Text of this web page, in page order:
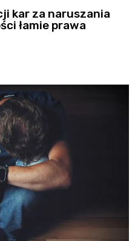
kar za naruszania
łamie prawa